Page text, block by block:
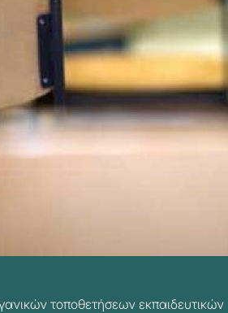
τοποθετήσεων